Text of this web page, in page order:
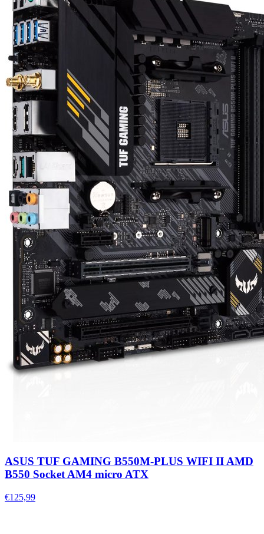
ASUS TUF GAMING B550M-PLUS WIFI II AMD
B550 Socket AM4 micro ATX
€125,99